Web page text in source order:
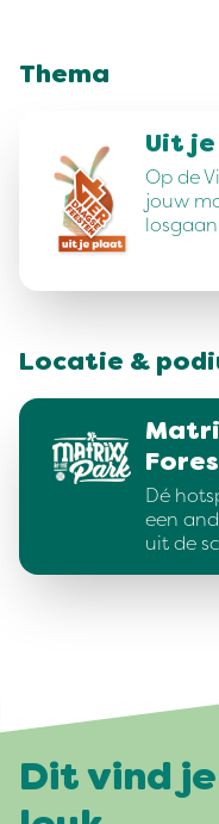
Thema
Uit
Op de
jouw
Locatie &
Dé
een
uit de
Dit vind